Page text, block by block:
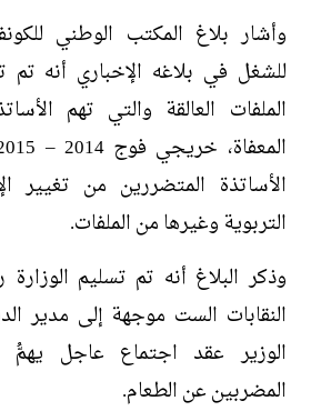
وأشار بلاغ المكتب الوطني
للشغل في بلاغه الإخباري أنه
الملفات العالقة والتي تهم
الأساتذة المتضررين من تغيير
التربوية وغيرها من الملفات.
وذكر البلاغ أنه تم تسليم
النقابات الست موجهة إلى مدير
الوزير عقد اجتماع عاجل يهمُّ
المضربين عن الطعام.